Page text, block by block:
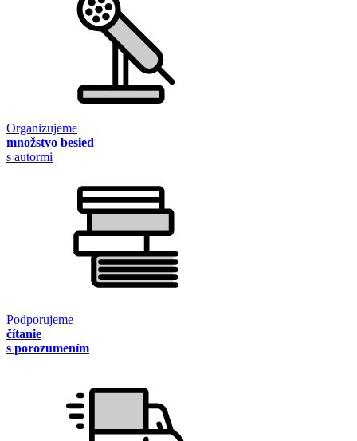
Organizujeme
množstvo besied
s autormi
Podporujeme
čítanie
s porozumením